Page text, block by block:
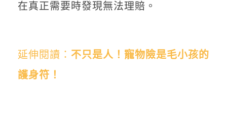
在真正需要時發現無法理賠。
延伸閱讀： 不只是人！寵物險是毛小孩的
護身符！